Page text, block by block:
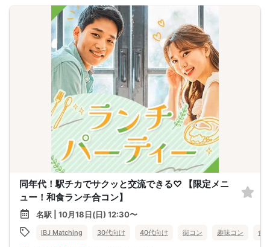
同年代！駅チカでサクッと交流できる♡ 【限定メニ
ュー！和食ランチ合コン】
名駅 | 10月18日(日) 12:30〜
IBJ Matching 30代向け 40代向け 街コン 趣味コン 食